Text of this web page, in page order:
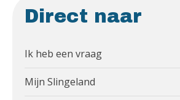
Direct naar
Ik heb een vraag
Mijn Slingeland